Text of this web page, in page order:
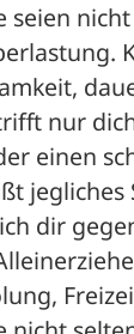
seien
nur
einen
dir